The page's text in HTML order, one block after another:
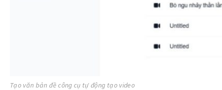
Tạo văn bản đề công cụ tự động tạo video